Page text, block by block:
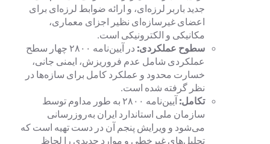
جدید باربر لرزه‌ای، و ارائه ضوابط لرزه‌ای برای
اعضای غیرسازه‌ای نظیر اجزای معماری،
مکانیکی و الکترونیکی است.
سطوح عملکردی:
در آیین‌نامه ۲۸۰۰ چهار سطح
عملکردی شامل عدم فروریزش، ایمنی جانی،
خسارت محدود و عملکرد کامل برای سازه‌ها در
نظر گرفته شده است.
تکامل:
آیین‌نامه ۲۸۰۰ به طور مداوم توسط
سازمان ملی استاندارد ایران به‌روزرسانی
می‌شود و ویرایش پنجم آن در دست تهیه است که
تحلیل‌های غیرخطی و موارد جدیدی را لحاظ